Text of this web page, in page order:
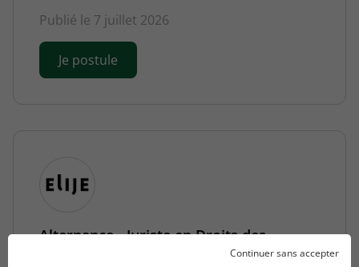
Publié le 7 juillet 2026
Je postule
Alternance - Juriste en Droits des
Continuer sans accepter